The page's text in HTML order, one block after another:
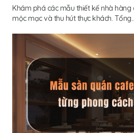
Khám phá các mẫu thiết kế nhà hàng
mộc mạc và thu hút thực khách.